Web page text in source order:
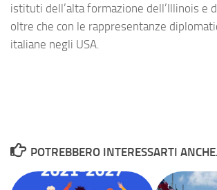
istituti dell’alta formazione dell’Illinois e
oltre che con le rappresentanze
italiane negli USA.
POTREBBERO INTERESSARTI